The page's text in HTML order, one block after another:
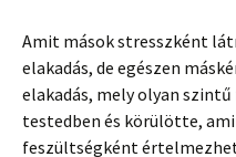
Amit mások stresszként
elakadás, de egészen
elakadás, mely olyan
testedben és körülötte,
feszültségként